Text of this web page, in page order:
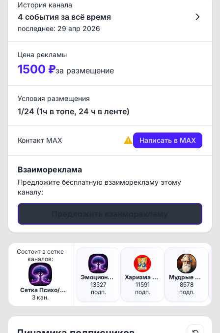
История канала
4 события за всё время
последнее: 29 апр 2026
Цена рекламы
1500 ₽за размещение
Условия размещения
1/24 (1ч в топе, 24 ч в ленте)
Контакт MAX Написать в MAX
Взаимореклама
Предложите бесплатную взаиморекламу этому
каналу:
Состоит в сетке
каналов:
Сетка Психо/
Саморазвитие
3 кан.
Эмоциональный интеллект | Пси…
13527
подп.
Харизма Века | Психология
11591
подп.
Мудрые Цитаты | Саморазвитие
8578
подп.